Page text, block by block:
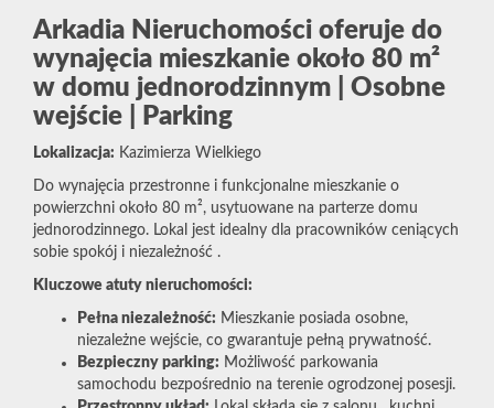
Arkadia Nieruchomości oferuje do
wynajęcia mieszkanie około 80 m²
w domu jednorodzinnym | Osobne
wejście | Parking
Lokalizacja: Kazimierza Wielkiego
Do wynajęcia przestronne i funkcjonalne mieszkanie o
powierzchni około 80 m², usytuowane na parterze domu
jednorodzinnego. Lokal jest idealny dla pracowników ceniących
sobie spokój i niezależność .
Kluczowe atuty nieruchomości:
Pełna niezależność: Mieszkanie posiada osobne,
niezależne wejście, co gwarantuje pełną prywatność.
Bezpieczny parking: Możliwość parkowania
samochodu bezpośrednio na terenie ogrodzonej posesji.